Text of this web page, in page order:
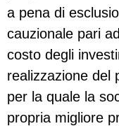
a pena di
cauzionale pari
costo degli
realizzazione del
per la quale la
propria migliore